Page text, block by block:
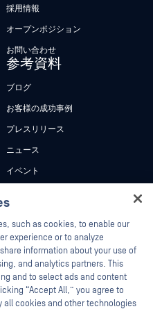
採用情報
オープンポジション
お問い合わせ
参考資料
ブログ
お客様の成功事例
プレスリリース
ニュース
イベント
ホワイトペーパー
無料ツール
such as cookies, to enable our
experience or to analyze
information about your use of
and analytics partners. This
and to select ads and content
“Accept All,” you agree to
all cookies and other technologies
OPSWAT virtual assistant.
you secure what's critical